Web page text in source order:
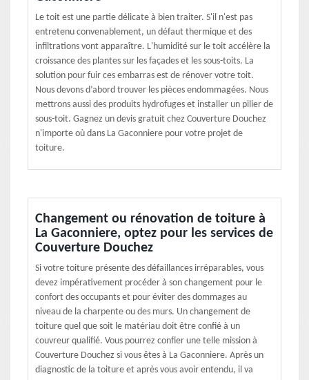
Le toit est une partie délicate à bien traiter. S'il n'est pas
entretenu convenablement, un défaut thermique et des
infiltrations vont apparaître. L'humidité sur le toit accélère la
croissance des plantes sur les façades et les sous-toits. La
solution pour fuir ces embarras est de rénover votre toit.
Nous devons d’abord trouver les pièces endommagées. Nous
mettrons aussi des produits hydrofuges et installer un pilier de
sous-toit. Gagnez un devis gratuit chez Couverture Douchez
n'importe où dans La Gaconniere pour votre projet de
toiture.
Changement ou rénovation de toiture à
La Gaconniere, optez pour les services de
Couverture Douchez
Si votre toiture présente des défaillances irréparables, vous
devez impérativement procéder à son changement pour le
confort des occupants et pour éviter des dommages au
niveau de la charpente ou des murs. Un changement de
toiture quel que soit le matériau doit être confié à un
couvreur qualifié. Vous pourrez confier une telle mission à
Couverture Douchez si vous êtes à La Gaconniere. Après un
diagnostic de la toiture et après vous avoir entendu, il va